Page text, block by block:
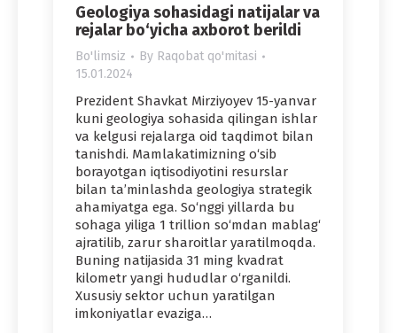
Geologiya sohasidagi natijalar va
rejalar bo‘yicha axborot berildi
Bo'limsiz By Raqobat qo'mitasi
15.01.2024
Prezident Shavkat Mirziyoyev 15-yanvar
kuni geologiya sohasida qilingan ishlar
va kelgusi rejalarga oid taqdimot bilan
tanishdi. Mamlakatimizning o‘sib
borayotgan iqtisodiyotini resurslar
bilan ta’minlashda geologiya strategik
ahamiyatga ega. So‘nggi yillarda bu
sohaga yiliga 1 trillion so‘mdan mablag‘
ajratilib, zarur sharoitlar yaratilmoqda.
Buning natijasida 31 ming kvadrat
kilometr yangi hududlar o‘rganildi.
Xususiy sektor uchun yaratilgan
imkoniyatlar evaziga…